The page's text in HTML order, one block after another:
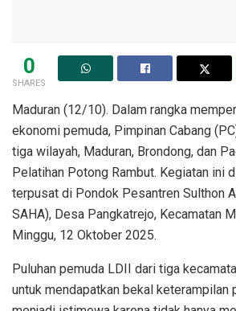
0
SHARES
Maduran (12/10). Dalam rangka
ekonomi pemuda, Pimpinan Cabang
tiga wilayah, Maduran, Brondong, dan
Pelatihan Potong Rambut. Kegiatan ini
terpusat di Pondok Pesantren Sulthon
SAHA), Desa Pangkatrejo, Kecamatan
Minggu, 12 Oktober 2025.
Puluhan pemuda LDII dari tiga
untuk mendapatkan bekal keterampilan